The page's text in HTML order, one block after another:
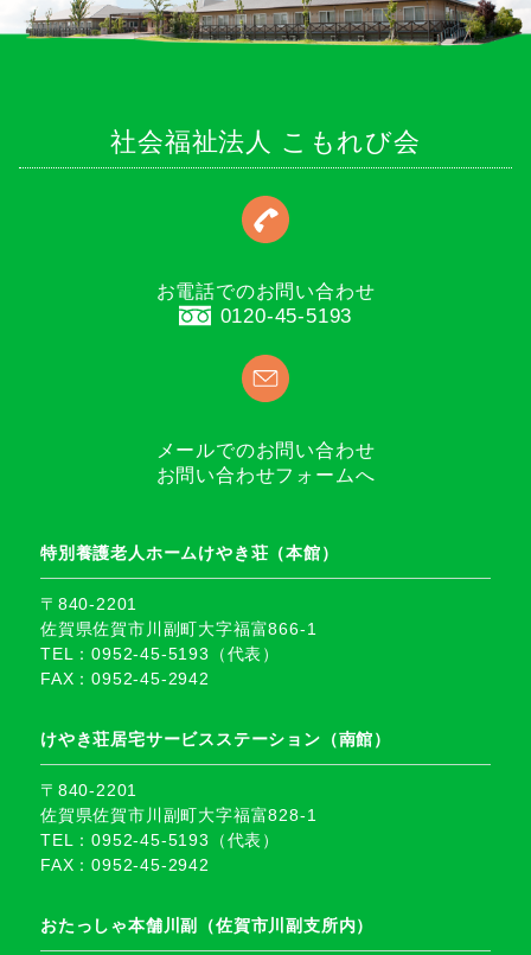
社会福祉法人 こもれび会
お電話でのお問い合わせ
0120-45-5193
メールでのお問い合わせ
お問い合わせフォームへ
特別養護老人ホームけやき荘（本館）
〒840-2201
佐賀県佐賀市川副町大字福富866-1
TEL：0952-45-5193（代表）
FAX：0952-45-2942
けやき荘居宅サービスステーション（南館）
〒840-2201
佐賀県佐賀市川副町大字福富828-1
TEL：0952-45-5193（代表）
FAX：0952-45-2942
おたっしゃ本舗川副（佐賀市川副支所内）